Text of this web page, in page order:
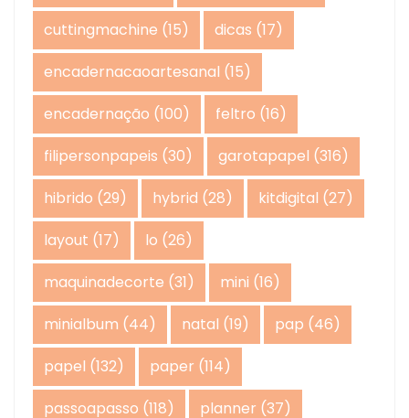
cuttingmachine (15) dicas (17)
encadernacaoartesanal (15)
encadernação (100) feltro (16)
filipersonpapeis (30) garotapapel (316)
hibrido (29) hybrid (28) kitdigital (27)
layout (17) lo (26)
maquinadecorte (31) mini (16)
minialbum (44) natal (19) pap (46)
papel (132) paper (114)
passoapasso (118) planner (37)